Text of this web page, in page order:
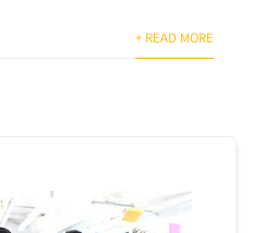
+ READ MORE